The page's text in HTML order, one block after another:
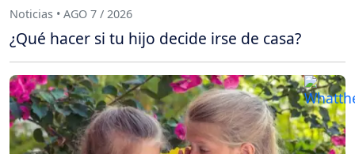
Noticias • AGO 7 / 2026
¿Qué hacer si tu hijo decide irse de casa?